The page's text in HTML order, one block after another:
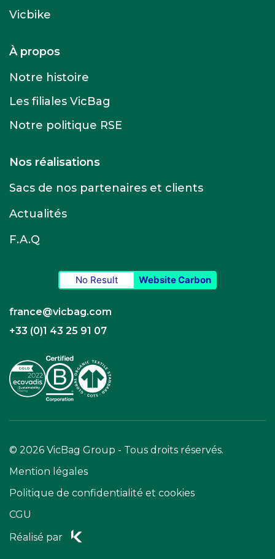
Vicbike
À propos
Notre histoire
Les filiales VicBag
Notre politique RSE
Nos réalisations
Sacs de nos partenaires et clients
Actualités
F.A.Q
No Result Website Carbon
france@vicbag.com
+33 (0)1 43 25 91 07
© 2026 VicBag Group - Tous droits réservés.
Mention légales
Politique de confidentialité et cookies
CGU
Réalisé par